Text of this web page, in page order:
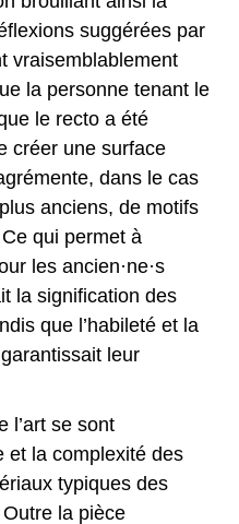
suggérées par
vraisemblablement
la personne tenant le
le recto a été
créer une surface
dans le cas
anciens, de motifs
Ce qui permet à
les ancien·ne·s
la signification des
que l’habileté et la
leur
l’art se sont
et la complexité des
typiques des
la pièce